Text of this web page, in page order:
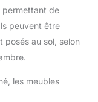
permettant de
peuvent être
posés au sol, selon
les meubles